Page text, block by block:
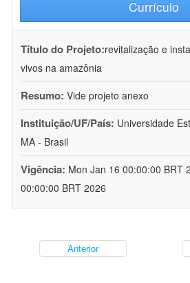
Currículo
Título do Projeto:revitalização e
vivos na amazônia
Resumo: Vide projeto anexo
Instituição/UF/País: Universidade
MA - Brasil
Vigência: Mon Jan 16 00:00:00 BRT
00:00:00 BRT 2026
Anterior